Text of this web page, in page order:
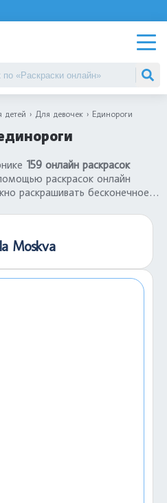
детей Для девочек Единороги
159 онлайн раскрасок
раскрасок онлайн
раскрашивать бесконечное
отличный способ развивать
ребенка. Если у вас
ноутбук, вы можете
с помощью раскрасок онлайн
уголке земного шара, в
Moskva